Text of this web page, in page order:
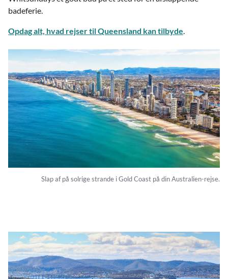
badeferie.
Opdag alt, hvad rejser til Queensland kan tilbyde
Slap af på solrige strande i Gold Coast på din Australien-rejse.